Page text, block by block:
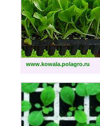
www.kowala.polagro.ru